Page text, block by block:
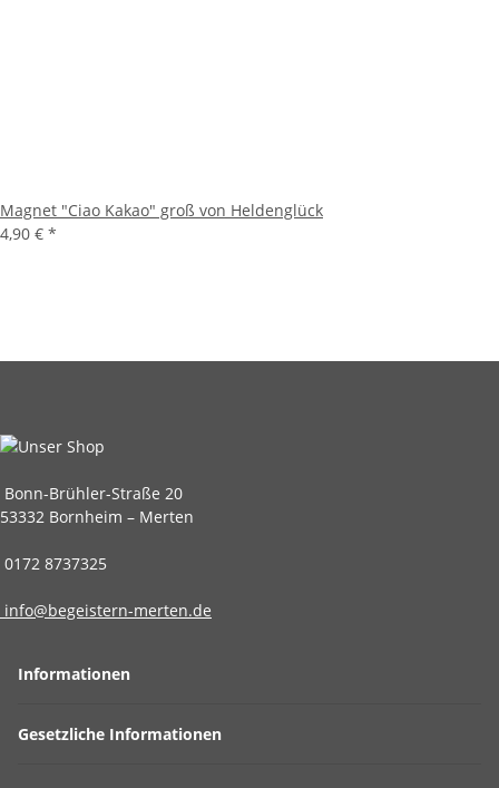
Magnet "Ciao Kakao" groß von Heldenglück
4,90 € *
Bonn-Brühler-Straße 20
53332 Bornheim – Merten
0172 8737325
info@begeistern-merten.de
Informationen
Gesetzliche Informationen